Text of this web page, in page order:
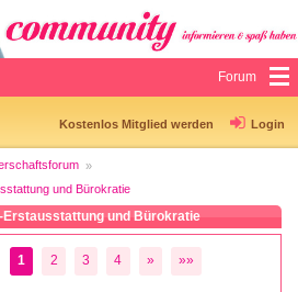
Forum
Kostenlos Mitglied werden Login
und Bürokratie
und Bürokratie
1 2 3 4 » »»